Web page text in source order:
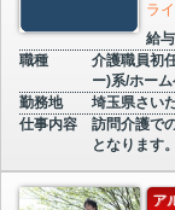
ラ
給与
職種
介護職員初
ー)系/ホー
勤務地
埼玉県さい
仕事内容
訪問介護で
となります
ア